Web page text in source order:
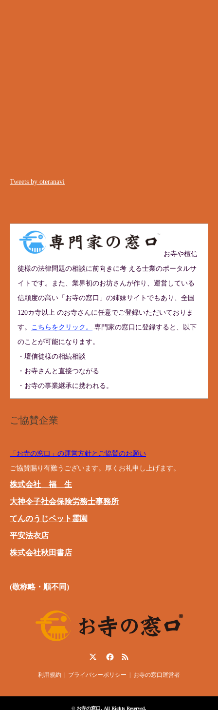
Tweets by oteranavi
お寺や檀信
徒様の法律問題の相談に前向きに考 える士業のポータルサ
イトです。また、業界初のお坊さんが作り、運営している
信頼度の高い「お寺の窓口」の姉妹サイトでもあり、全国
120カ寺以上 のお寺さんに任意でご登録いただいておりま
す。
こちらをクリック。
専門家の窓口に登録すると、以下
のことが可能になります。
・壇信徒様の相続相談
・お寺さんと直接つながる
・お寺の事業継承に携われる。
ご協賛企業
「お寺の窓口」の運営方針とご協賛のお願い
ご協賛賜り有難うございます。厚くお礼申し上げます。
株式会社 福 生
大神令子社会保険労務士事務所
てんのうじペット霊園
平安法衣店
株式会社秋田書店
(敬称略・順不同)
利用規約 プライバシーポリシー お寺の窓口運営者
© お寺の窓口. All Rights Reserved.